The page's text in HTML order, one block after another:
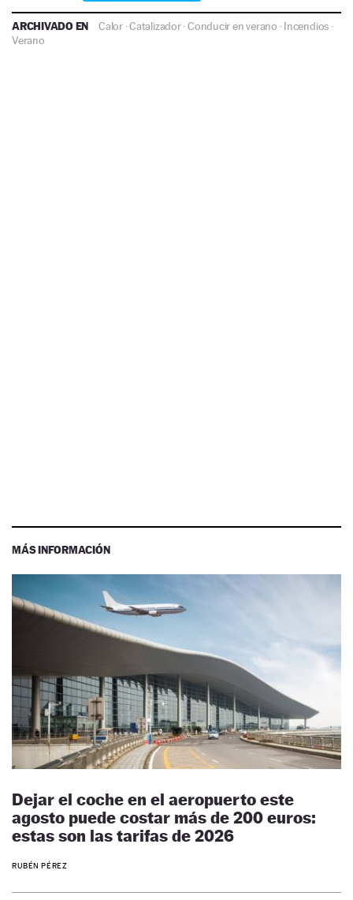
ARCHIVADO EN Calor·Catalizador·Conducir en verano ·Incendios ·
Verano
MÁS INFORMACIÓN
Dejar el coche en el aeropuerto este
agosto puede costar más de 200 euros:
estas son las tarifas de 2026
RUBÉN PÉREZ